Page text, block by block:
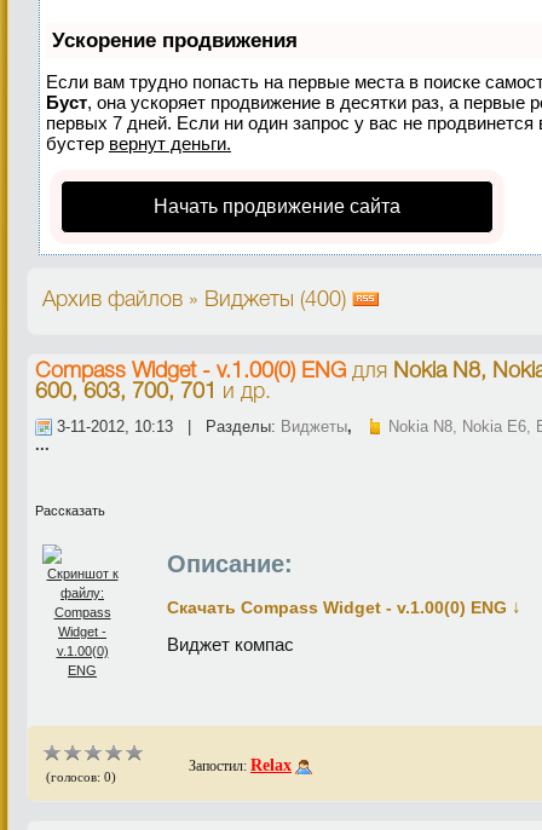
Ускорение продвижения
Если вам трудно попасть на первые места в поиске
Буст, она ускоряет продвижение в десятки раз, а первые
первых 7 дней. Если ни один запрос у вас не
бустер вернут деньги.
Начать продвижение сайта
Архив файлов » Виджеты (400)
Compass Widget - v.1.00(0) ENG для Nokia N8,
600, 603, 700, 701
и др.
3-11-2012, 10:13 | Разделы: Виджеты,
Nokia N8, Nokia E6,
...
Рассказать
Описание:
Скачать Compass Widget - v.1.00(0) ENG ↓
Виджет компас
(голосов: 0)
Запостил: Relax